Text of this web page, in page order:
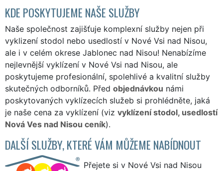
KDE POSKYTUJEME NAŠE SLUŽBY
Naše společnost zajišťuje komplexní služby nejen při
vyklizení stodol nebo usedlostí v Nové Vsi nad Nisou,
ale i v celém okrese Jablonec nad Nisou! Nenabízíme
nejlevnější vyklízení v Nové Vsi nad Nisou, ale
poskytujeme profesionální, spolehlivé a kvalitní služby
skutečných odborníků. Před objednávkou námi
poskytovaných vyklízecích služeb si prohlédněte, jaká
je naše cena za vyklízení (viz vyklízení stodol, usedlostí
Nová Ves nad Nisou ceník).
DALŠÍ SLUŽBY, KTERÉ VÁM MŮŽEME NABÍDNOUT
Přejete si v Nové Vsi nad Nisou